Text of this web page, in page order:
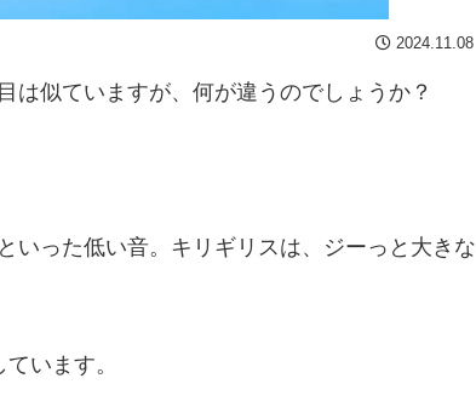
2024.11.08
は似ていますが、何が違うのでしょうか？
いった低い音。キリギリスは、ジーっと大きな
います。